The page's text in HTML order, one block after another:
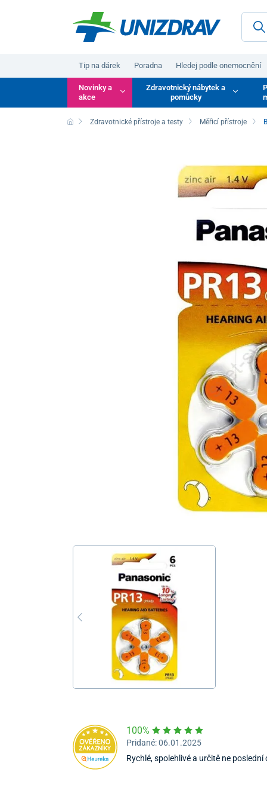
Tip na dárek Poradna Hledej podle onemocnění
Novinky a
akce
Zdravotnický nábytek a
pomůcky
Zdravotnické přístroje a testy Měřicí přístroje
100%
Pridané: 06.01.2025
Rychlé, spolehlivé a určitě ne poslední